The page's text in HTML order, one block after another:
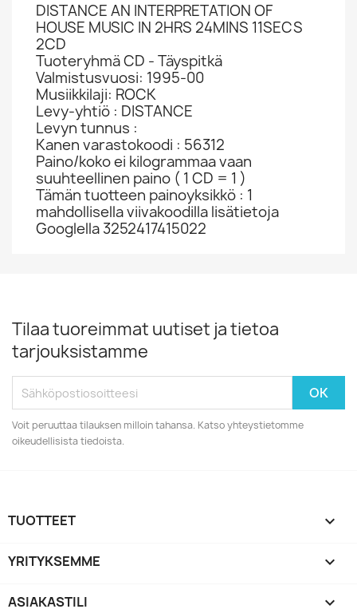
DISTANCE AN INTERPRETATION OF
HOUSE MUSIC IN 2HRS 24MINS 11SECS
2CD
Tuoteryhmä CD - Täyspitkä
Valmistusvuosi: 1995-00
Musiikkilaji: ROCK
Levy-yhtiö : DISTANCE
Levyn tunnus :
Kanen varastokoodi : 56312
Paino/koko ei kilogrammaa vaan
suuhteellinen paino ( 1 CD = 1 )
Tämän tuotteen painoyksikkö : 1
mahdollisella viivakoodilla lisätietoja
Googlella 3252417415022
Tilaa tuoreimmat uutiset ja tietoa
tarjouksistamme
Voit peruuttaa tilauksen milloin tahansa. Katso yhteystietomme
oikeudellisista tiedoista.
TUOTTEET 
YRITYKSEMME 
ASIAKASTILI 